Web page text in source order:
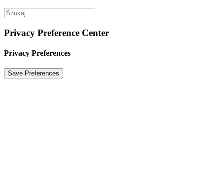
Privacy Preference Center
Privacy Preferences